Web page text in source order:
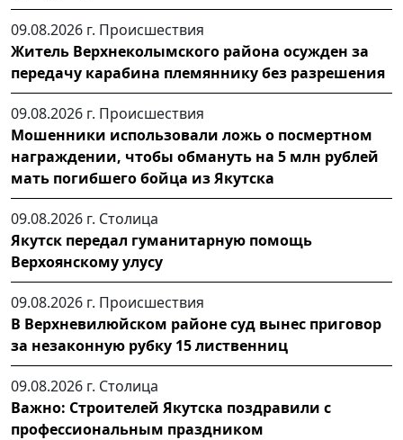
09.08.2026 г. Происшествия
Житель Верхнеколымского района осужден за
передачу карабина племяннику без разрешения
09.08.2026 г. Происшествия
Мошенники использовали ложь о посмертном
награждении, чтобы обмануть на 5 млн рублей
мать погибшего бойца из Якутска
09.08.2026 г. Столица
Якутск передал гуманитарную помощь
Верхоянскому улусу
09.08.2026 г. Происшествия
В Верхневилюйском районе суд вынес приговор
за незаконную рубку 15 лиственниц
09.08.2026 г. Столица
Важно: Строителей Якутска поздравили с
профессиональным праздником